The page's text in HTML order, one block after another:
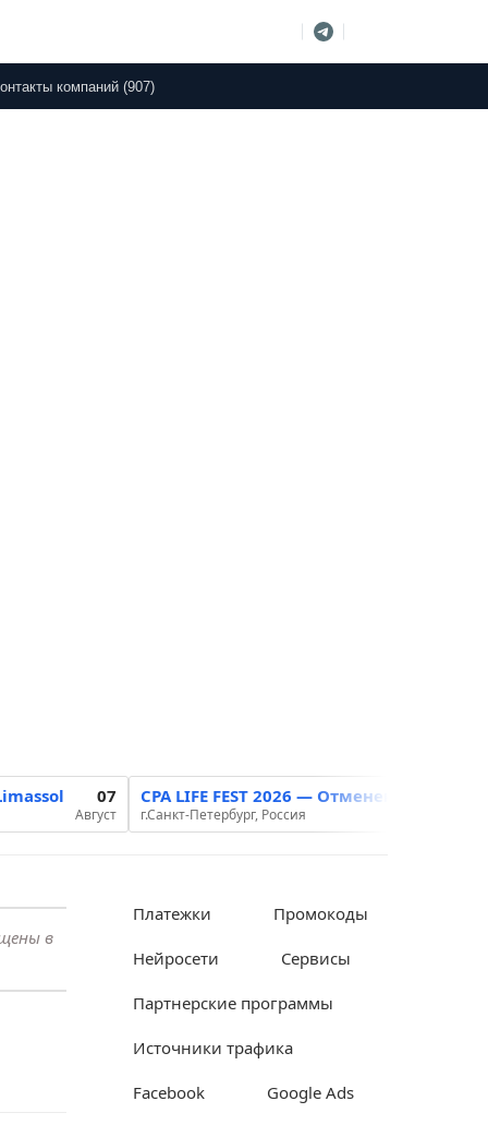
компаний (907)
07
Август
CPA LIFE FEST 2026 — Отменена
г.Санкт-Петербург, Россия
в
Платежки Промокоды
Нейросети Сервисы
Партнерские программы
Источники трафика
Facebook Google Ads